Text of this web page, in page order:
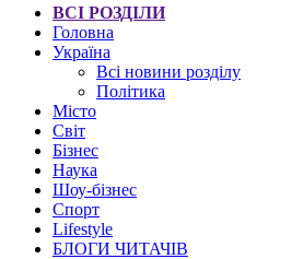
ВСІ РОЗДІЛИ
Головна
Україна
Всі новини розділу
Політика
Місто
Світ
Бізнес
Наука
Шоу-бізнес
Спорт
Lifestyle
БЛОГИ ЧИТАЧІВ